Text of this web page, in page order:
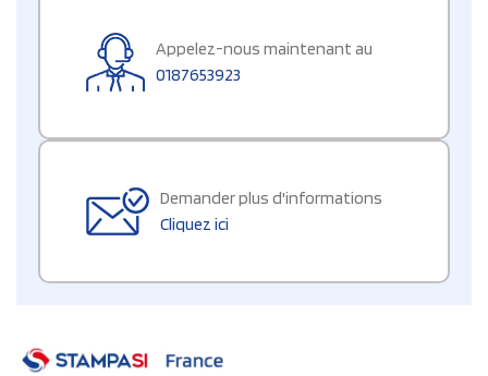
Appelez-nous maintenant au
0187653923
Demander plus d'informations
Cliquez ici